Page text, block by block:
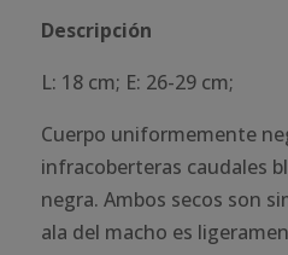
Descripción
L: 18 cm; E: 26-29 cm;
Cuerpo uniformemente
infracoberteras caudales
negra. Ambos secos son
ala del macho es